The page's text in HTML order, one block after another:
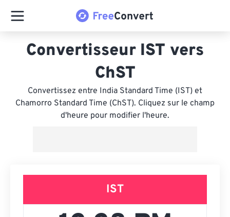
Convertisseur IST vers
ChST
Convertissez entre India Standard Time (IST) et
Chamorro Standard Time (ChST). Cliquez sur le champ
d'heure pour modifier l'heure.
IST